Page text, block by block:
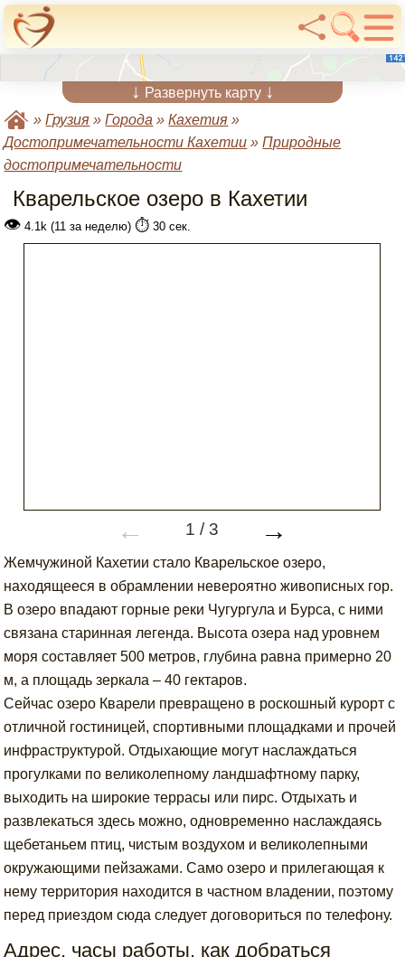
↓ Развернуть карту ↓
»Грузия »Города »Кахетия »
Достопримечательности Кахетии »Природные
достопримечательности
Кварельское озеро в Кахетии
👁 4.1k (11 за неделю) ⏱️ 30 сек.
← 1 /3 →
Жемчужиной Кахетии стало Кварельское озеро,
находящееся в обрамлении невероятно живописных гор.
В озеро впадают горные реки Чугургула и Бурса, с ними
связана старинная легенда. Высота озера над уровнем
моря составляет 500 метров, глубина равна примерно 20
м, а площадь зеркала – 40 гектаров.
Сейчас озеро Кварели превращено в роскошный курорт с
отличной гостиницей, спортивными площадками и прочей
инфраструктурой. Отдыхающие могут наслаждаться
прогулками по великолепному ландшафтному парку,
выходить на широкие террасы или пирс. Отдыхать и
развлекаться здесь можно, одновременно наслаждаясь
щебетаньем птиц, чистым воздухом и великолепными
окружающими пейзажами. Само озеро и прилегающая к
нему территория находится в частном владении, поэтому
перед приездом сюда следует договориться по телефону.
Адрес, часы работы, как добраться